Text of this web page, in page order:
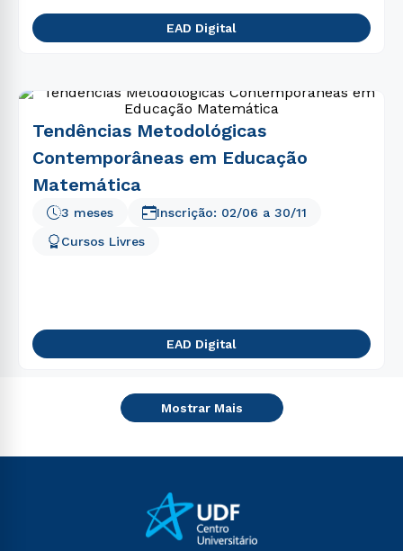
EAD Digital
Tendências Metodológicas
Contemporâneas em Educação
Matemática
3 meses
Cursos Livres
Inscrição: 02/06 a 30/11
EAD Digital
Mostrar Mais